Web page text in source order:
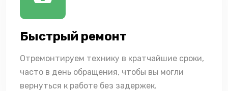
Быстрый ремонт
Отремонтируем технику в кратчайшие сроки,
часто в день обращения, чтобы вы могли
вернуться к работе без задержек.